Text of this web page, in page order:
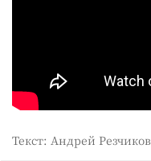
Текст: Андрей Резчиков